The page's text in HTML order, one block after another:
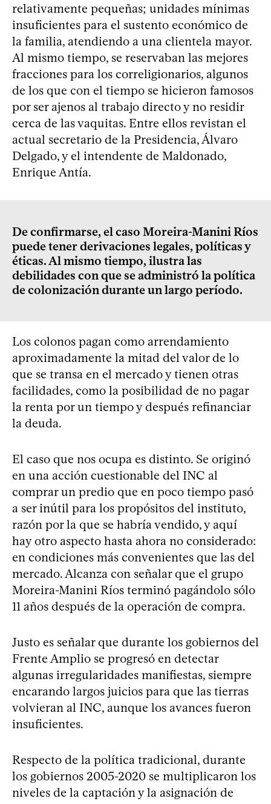
relativamente pequeñas; unidades mínimas
insuficientes para el sustento económico de
la familia, atendiendo a una clientela mayor.
Al mismo tiempo, se reservaban las mejores
fracciones para los correligionarios, algunos
de los que con el tiempo se hicieron famosos
por ser ajenos al trabajo directo y no residir
cerca de las vaquitas. Entre ellos revistan el
actual secretario de la Presidencia, Álvaro
Delgado, y el intendente de Maldonado,
Enrique Antía.
De confirmarse, el caso Moreira-Manini Ríos
puede tener derivaciones legales, políticas y
éticas. Al mismo tiempo, ilustra las
debilidades con que se administró la política
de colonización durante un largo período.
Los colonos pagan como arrendamiento
aproximadamente la mitad del valor de lo
que se transa en el mercado y tienen otras
facilidades, como la posibilidad de no pagar
la renta por un tiempo y después refinanciar
la deuda.
El caso que nos ocupa es distinto. Se originó
en una acción cuestionable del INC al
comprar un predio que en poco tiempo pasó
a ser inútil para los propósitos del instituto,
razón por la que se habría vendido, y aquí
hay otro aspecto hasta ahora no considerado:
en condiciones más convenientes que las del
mercado. Alcanza con señalar que el grupo
Moreira-Manini Ríos terminó pagándolo sólo
11 años después de la operación de compra.
Justo es señalar que durante los gobiernos del
Frente Amplio se progresó en detectar
algunas irregularidades manifiestas, siempre
encarando largos juicios para que las tierras
volvieran al INC, aunque los avances fueron
insuficientes.
Respecto de la política tradicional, durante
los gobiernos 2005-2020 se multiplicaron los
niveles de la captación y la asignación de